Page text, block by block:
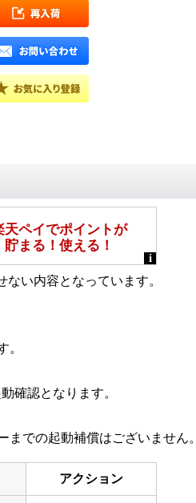
い内容となっています。
。
確認となります。
での起動補償はございません。
アクション